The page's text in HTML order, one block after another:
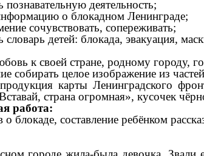
познавательную деятельность;
о блокадном Ленинграде;
сочувствовать, сопереживать;
словарь детей: блокада, эвакуация,
к своей стране, родному городу,
собирать целое изображение из
карты Ленинградского
страна огромная», кусочек
работа:
о блокаде, составление ребёнком